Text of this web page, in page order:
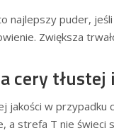
najlepszy puder,
Zwiększa
cery tłustej
jakości w
a strefa T nie świeci